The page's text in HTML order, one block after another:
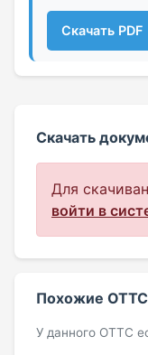
Скачать PDF
Скачать
Для
войти в
Похожие ОТТС
У данного ОТТС